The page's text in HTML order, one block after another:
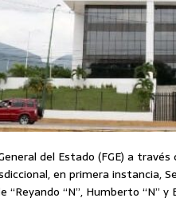
del Estado (FGE) a
en primera instancia,
“Reyando “N”, Humberto “N”